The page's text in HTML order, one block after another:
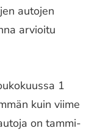
autojen
arvioitu
1
kuin viime
on tammi-